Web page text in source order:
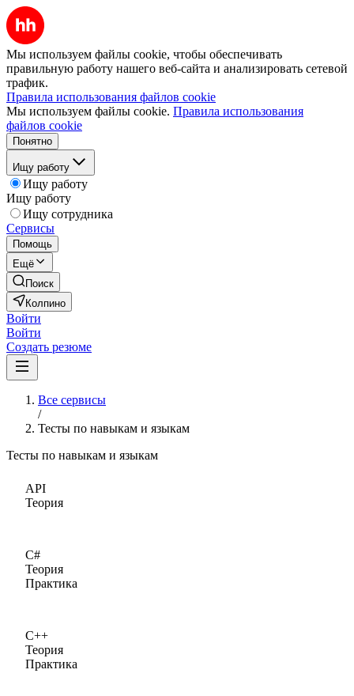
Мы используем файлы cookie, чтобы обеспечивать
правильную работу нашего веб-сайта и анализировать сетевой
трафик.
Правила использования файлов cookie
Мы используем файлы cookie. Правила использования
файлов cookie
Понятно
Ищу работу
Ищу работу
Ищу работу
Ищу сотрудника
Сервисы
Помощь
Ещё
Поиск
Колпино
Войти
Войти
Создать резюме
Все сервисы
/
Тесты по навыкам и языкам
Тесты по навыкам и языкам
API
Теория
C#
Теория
Практика
C++
Теория
Практика